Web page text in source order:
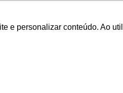
e personalizar conteúdo. Ao